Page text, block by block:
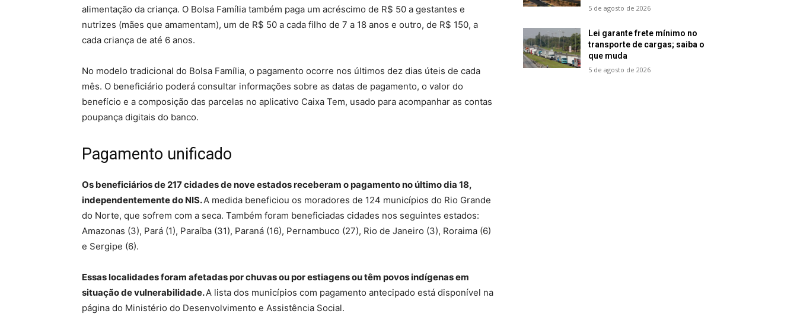
alimentação da criança. O Bolsa Família também paga um acréscimo de R$ 50 a gestantes e
nutrizes (mães que amamentam), um de R$ 50 a cada filho de 7 a 18 anos e outro, de R$ 150, a
cada criança de até 6 anos.
No modelo tradicional do Bolsa Família, o pagamento ocorre nos últimos dez dias úteis de cada
mês. O beneficiário poderá consultar informações sobre as datas de pagamento, o valor do
benefício e a composição das parcelas no aplicativo Caixa Tem, usado para acompanhar as contas
poupança digitais do banco.
Pagamento unificado
Os beneficiários de 217 cidades de nove estados receberam o pagamento no último dia 18,
independentemente do NIS.A medida beneficiou os moradores de 124 municípios do Rio Grande
do Norte, que sofrem com a seca. Também foram beneficiadas cidades nos seguintes estados:
Amazonas (3), Pará (1), Paraíba (31), Paraná (16), Pernambuco (27), Rio de Janeiro (3), Roraima (6)
e Sergipe (6).
Essas localidades foram afetadas por chuvas ou por estiagens ou têm povos indígenas em
situação de vulnerabilidade.A lista dos municípios com pagamento antecipado está disponível na
página do Ministério do Desenvolvimento e Assistência Social.
5 de agosto de 2026
Lei garante frete mínimo no
transporte de cargas; saiba o
que muda
5 de agosto de 2026